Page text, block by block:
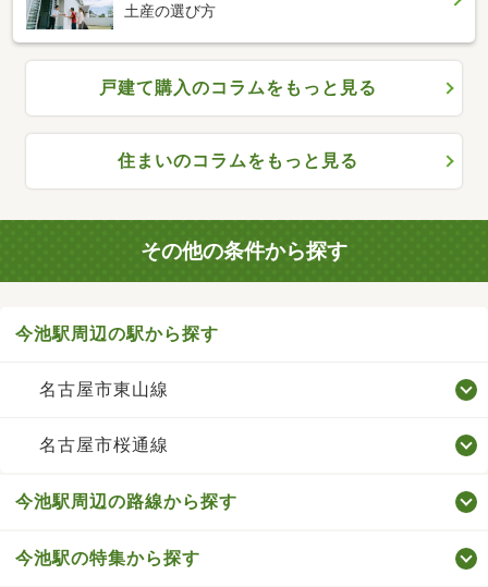
土産の選び方
戸建て購入のコラムをもっと見る
住まいのコラムをもっと見る
その他の条件から探す
今池駅周辺の駅から探す
名古屋市東山線
名古屋市桜通線
今池駅周辺の路線から探す
今池駅の特集から探す